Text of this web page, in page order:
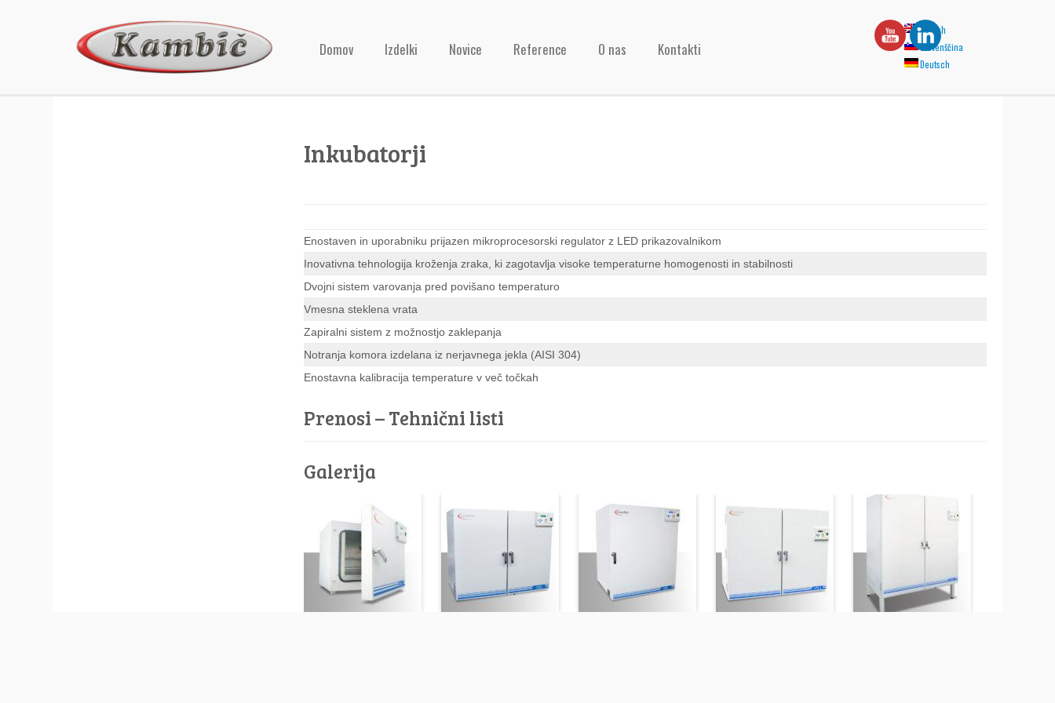
English
Slovenščina
Deutsch
Domov Izdelki Novice Reference O nas Kontakti
Inkubatorji
Enostaven in uporabniku prijazen mikroprocesorski regulator z LED prikazovalnikom
Inovativna tehnologija kroženja zraka, ki zagotavlja visoke temperaturne homogenosti in stabilnosti
Dvojni sistem varovanja pred povišano temperaturo
Vmesna steklena vrata
Zapiralni sistem z možnostjo zaklepanja
Notranja komora izdelana iz nerjavnega jekla (AISI 304)
Enostavna kalibracija temperature v več točkah
Prenosi – Tehnični listi
Galerija